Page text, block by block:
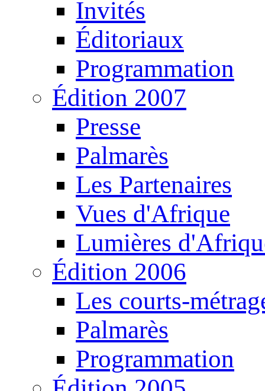
Invités
Éditoriaux
Programmation
Édition 2007
Presse
Palmarès
Les Partenaires
Vues d'Afrique
Lumières
Édition 2006
Les courts-
Palmarès
Programmation